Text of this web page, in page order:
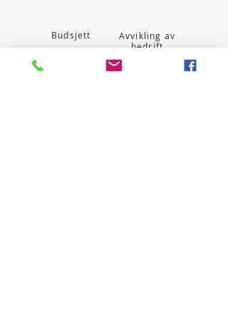
Budsjett
Avvikling av
bedrift
Les mer